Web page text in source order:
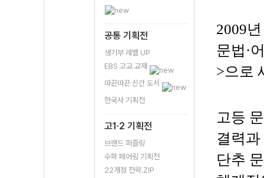
공통 기획전
생기부 레벨 UP
EBS 고교 교재
따끈따끈 신간 도서
한국사 기획전
고1·2 기획전
브랜드 퍼즐링
수학 페어링 기획전
22개정 전략.ZIP
2009
문법·
>으로
고등
결력
단추